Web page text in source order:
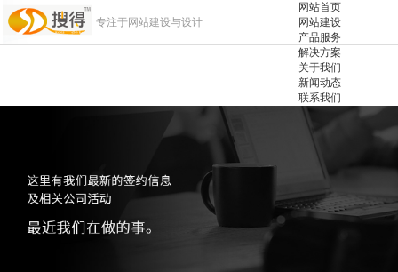
专注于网站建设与设计
网站首页
网站建设
产品服务
解决方案
关于我们
新闻动态
联系我们